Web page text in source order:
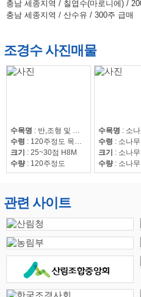
충남 세종지역 / 칠엽수(마로니에) /
충남 세종지역 / 산수유 / 300주 급매
조경수 사진매물
수목명 : 반,조형 및 자연송
수령 : 120주정도 목대 50만
크기
: 25~30점 H8M
수량 : 120주정도
수목명 : 소나무
수령 : 소나무 20년,
크기
: 소나무
수량 : 소나무 25전이상85수,
관련 사이트